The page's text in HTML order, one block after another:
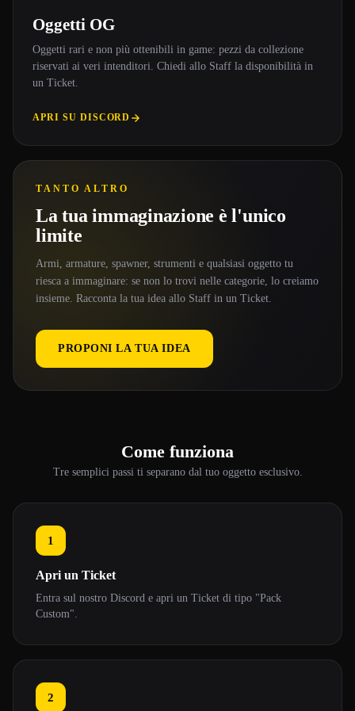
Oggetti OG
Oggetti rari e non più ottenibili in game: pezzi da collezione
riservati ai veri intenditori. Chiedi allo Staff la disponibilità in
un Ticket.
APRI SU DISCORD
TANTO ALTRO
La tua immaginazione è l'unico
limite
Armi, armature, spawner, strumenti e qualsiasi oggetto tu
riesca a immaginare: se non lo trovi nelle categorie, lo creiamo
insieme. Racconta la tua idea allo Staff in un Ticket.
PROPONI LA TUA IDEA
Come funziona
Tre semplici passi ti separano dal tuo oggetto esclusivo.
1
Apri un Ticket
Entra sul nostro Discord e apri un Ticket di tipo "Pack
Custom".
2